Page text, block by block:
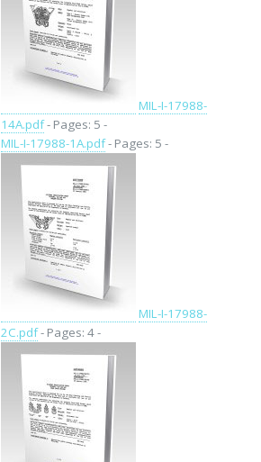
MIL-I-17988-
14A.pdf- Pages: 5 -
MIL-I-17988-1A.pdf- Pages: 5 -
MIL-I-17988-
2C.pdf- Pages: 4 -